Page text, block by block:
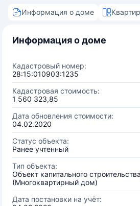
Информация о доме
Информация о доме
Кадастровый номер:
28:15:010903:1235
Кадастровая стоимость:
1 560 323,85
Дата обновления стоимости:
04.02.2020
Статус объекта:
Ранее учтенный
Тип объекта:
Объект капитального
(Многоквартирный дом)
Дата постановки на учёт: